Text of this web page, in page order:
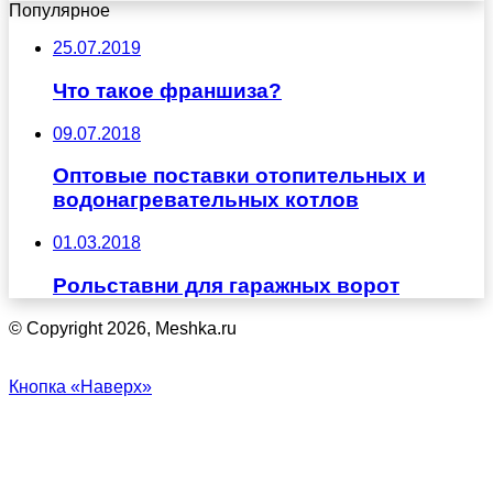
Популярное
25.07.2019
Что такое франшиза?
09.07.2018
Оптовые поставки отопительных и
водонагревательных котлов
01.03.2018
Рольставни для гаражных ворот
© Copyright 2026, Meshka.ru
Кнопка «Наверх»